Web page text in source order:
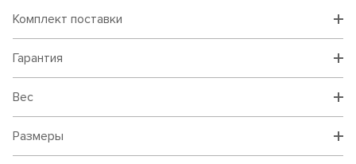
Комплект поставки
Гарантия
Вес
Размеры